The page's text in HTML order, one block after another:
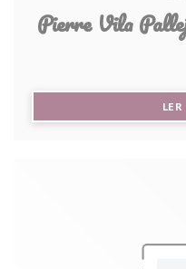
Pierre Vila